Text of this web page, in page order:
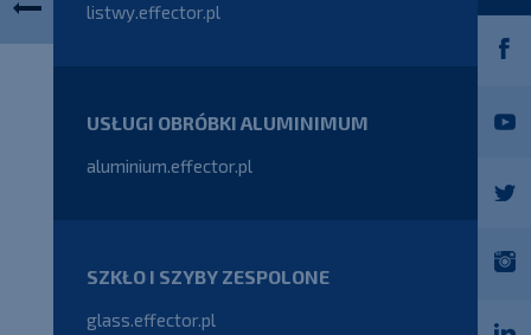
listwy.effector.pl
USŁUGI OBRÓBKI ALUMINIMUM
aluminium.effector.pl
SZKŁO I SZYBY ZESPOLONE
glass.effector.pl